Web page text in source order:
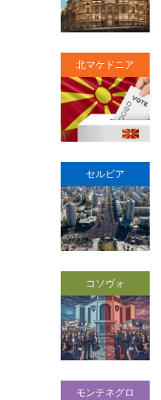
北マケドニア
セルビア
コソヴォ
モンテネグロ